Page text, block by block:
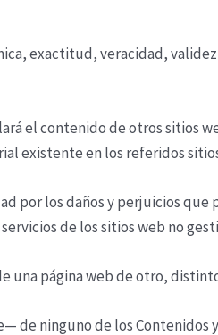
exactitud, veracidad,
el contenido de otros sitios
existente en los referidos
por los daños y perjuicios
de los sitios web no
una página web de otro,
ninguno de los Contenidos